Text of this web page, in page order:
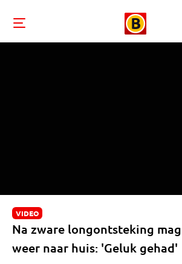
VIDEO
Na zware longontsteking
weer naar huis: 'Geluk gehad'